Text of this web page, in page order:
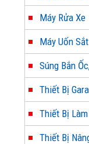
Máy Rửa Xe
Máy Uốn Sắt
Súng Bắn
Thiết Bị
Thiết Bị
Thiết Bị